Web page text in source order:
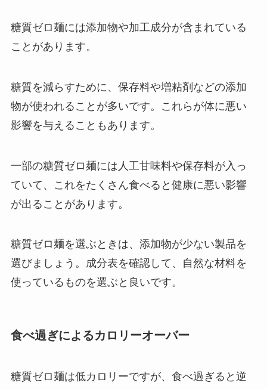
糖質ゼロ麺には添加物や加工成分が含まれている
ことがあります。
糖質を減らすために、保存料や増粘剤などの添加
物が使われることが多いです。これらが体に悪い
影響を与えることもあります。
一部の糖質ゼロ麺には人工甘味料や保存料が入っ
ていて、これをたくさん食べると健康に悪い影響
が出ることがあります。
糖質ゼロ麺を選ぶときは、添加物が少ない製品を
選びましょう。成分表を確認して、自然な材料を
使っているものを選ぶと良いです。
食べ過ぎによるカロリーオーバー
糖質ゼロ麺は低カロリーですが、食べ過ぎると逆